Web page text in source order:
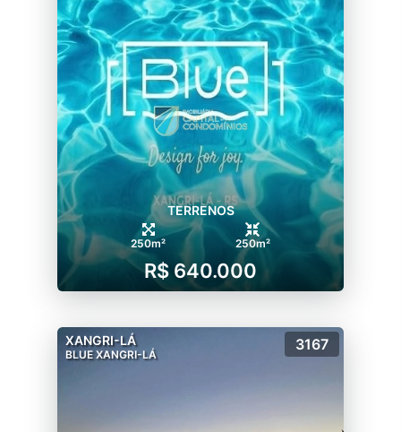
TERRENOS
250m² 250m²
R$ 640.000
XANGRI-LÁ
BLUE XANGRI-LÁ
3167